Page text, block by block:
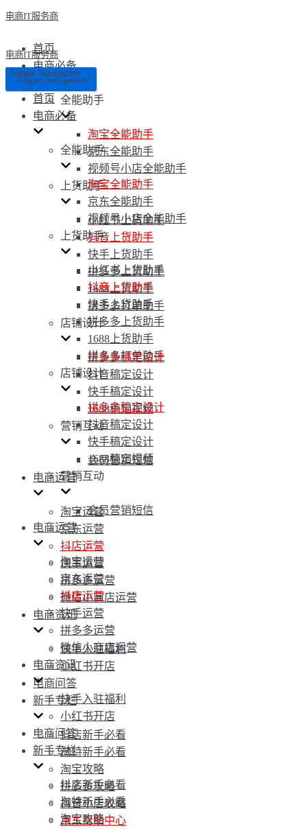
电商IT服务商
首页
电商必备
全能助手
淘宝全能助手
京东全能助手
视频号小店全能助手
上货助手
小红书上货助手
抖音上货助手
快手上货助手
拼多多上货助手
1688上货助手
拼多多打单助手
店铺设计
拼多多稿定设计
抖音稿定设计
快手稿定设计
1688稿定视频
营销互动
会员营销短信
电商运营
淘宝运营
京东运营
抖店运营
快手运营
拼多多运营
微信小商店运营
电商资讯
快手入驻福利
小红书开店
电商问答
新手专栏
抖店新手必看
淘特新手必看
淘宝攻略
拼多多攻略
抖音小店攻略
京东帮助中心
电商IT服务商
Toggle Navigation
Toggle Navigation
首页
电商必备
全能助手
淘宝全能助手
京东全能助手
视频号小店全能助手
上货助手
小红书上货助手
抖音上货助手
快手上货助手
拼多多上货助手
1688上货助手
拼多多打单助手
店铺设计
拼多多稿定设计
抖音稿定设计
快手稿定设计
1688稿定视频
营销互动
会员营销短信
电商运营
淘宝运营
京东运营
抖店运营
快手运营
拼多多运营
微信小商店运营
电商资讯
快手入驻福利
小红书开店
电商问答
新手专栏
抖店新手必看
淘特新手必看
淘宝攻略